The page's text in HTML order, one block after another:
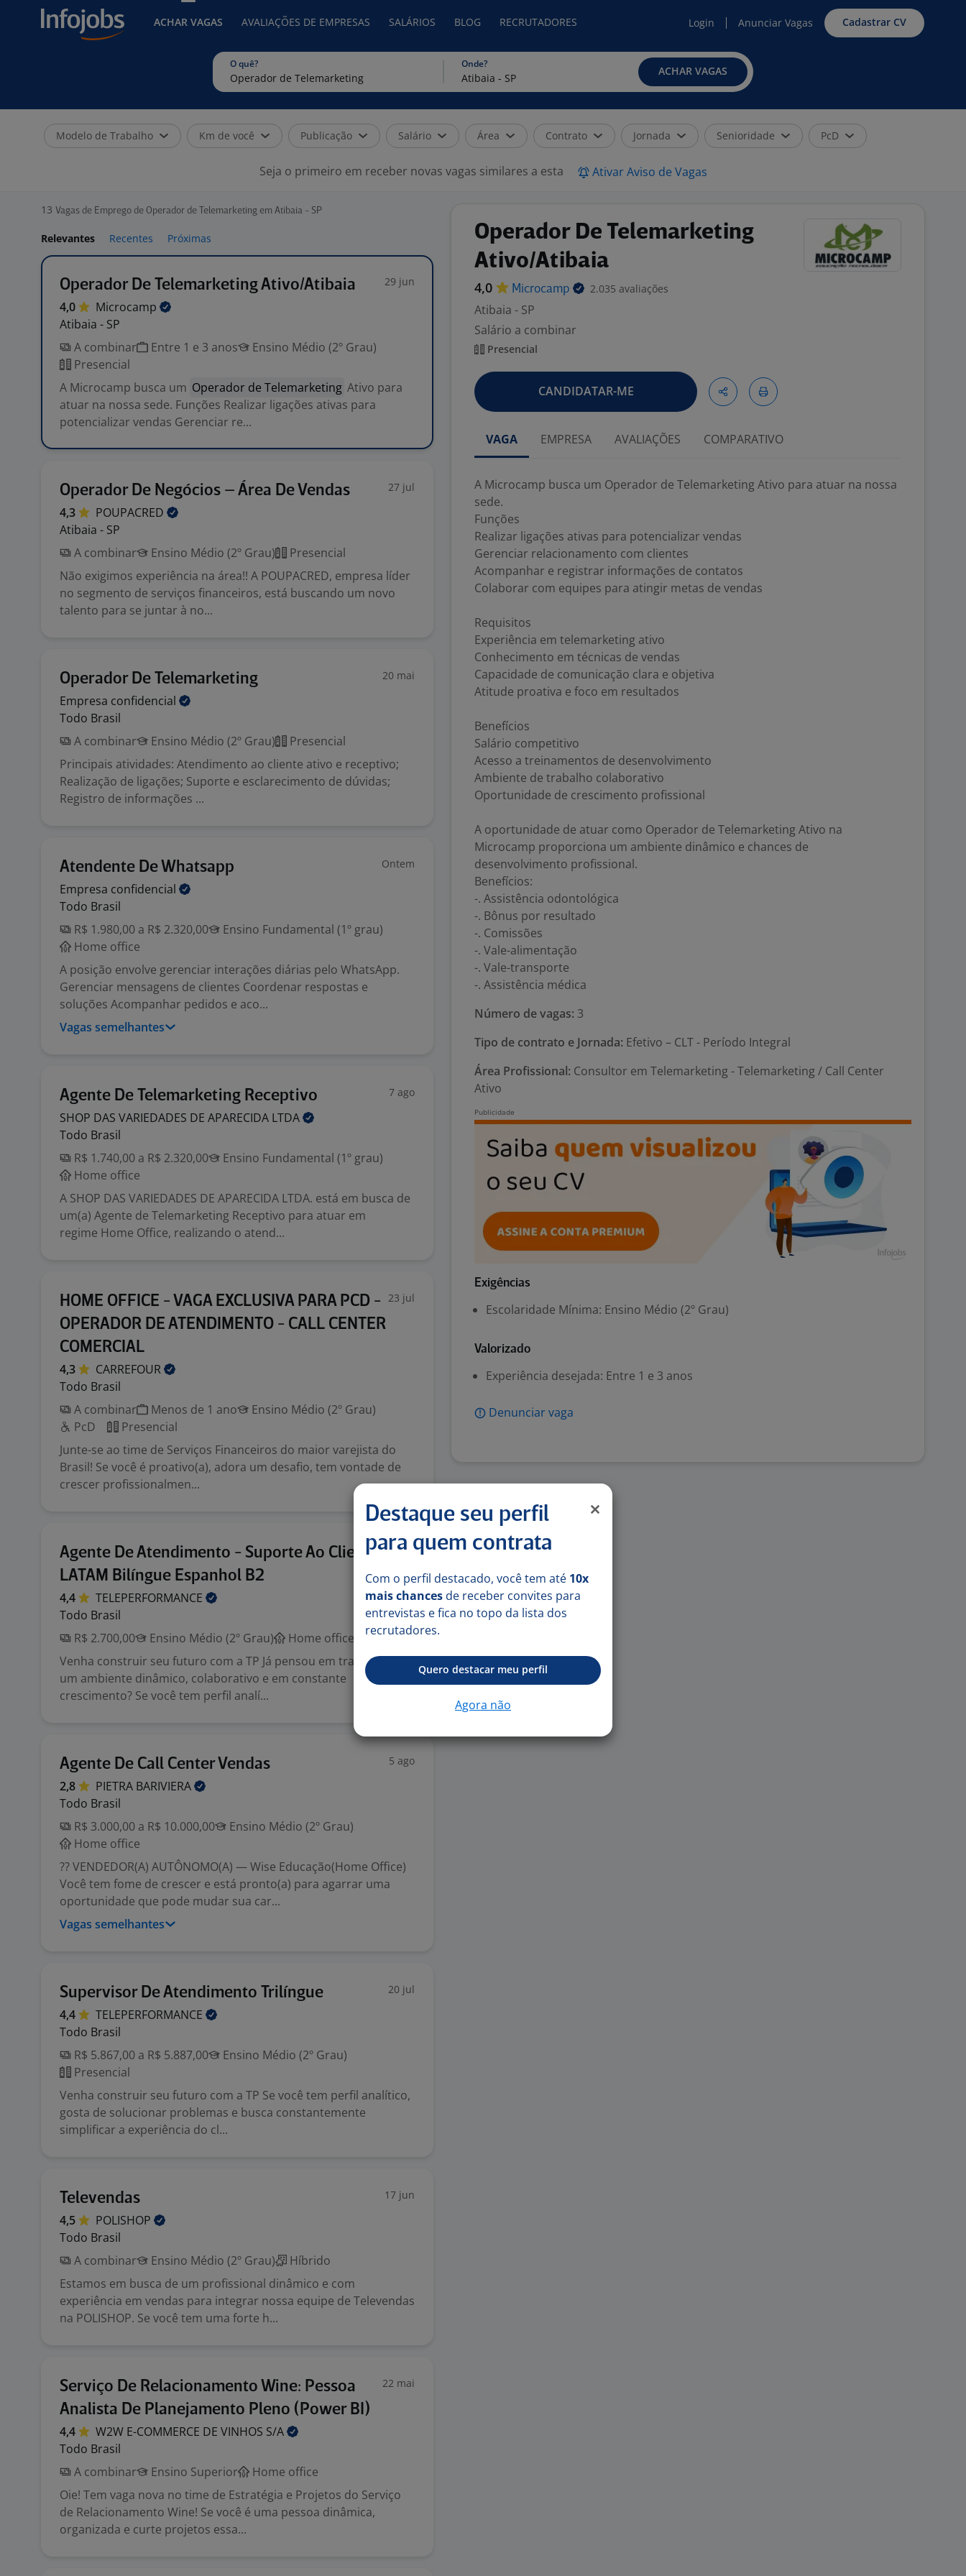
ACHAR VAGAS AVALIAÇÕES DE EMPRESAS SALÁRIOS BLOG RECRUTADORES Login Anunciar Vagas Cadastrar CV
O quê? Onde?
ACHAR VAGAS
Modelo de Trabalho Km de você Publicação Salário Área Contrato Jornada Senioridade PcD
Seja o primeiro em receber novas vagas similares a esta Ativar Aviso de Vagas
13 Vagas de Emprego de Operador de Telemarketing em Atibaia - SP
Relevantes Recentes Próximas
Operador De Telemarketing Ativo/Atibaia 29 jun
4,0
Microcamp
Atibaia - SP
A combinar
Entre 1 e 3 anos
Ensino Médio (2º Grau)
Presencial
A Microcamp busca um Operador de Telemarketing Ativo para
atuar na nossa sede. Funções Realizar ligações ativas para
potencializar vendas Gerenciar re...
Operador De Negócios – Área De Vendas 27 jul
4,3
POUPACRED
Atibaia - SP
A combinar
Ensino Médio (2º Grau)
Presencial
Não exigimos experiência na área!! A POUPACRED, empresa líder
no segmento de serviços financeiros, está buscando um novo
talento para se juntar à no...
Operador De Telemarketing 20 mai
Empresa confidencial
Todo Brasil
A combinar
Ensino Médio (2º Grau)
Presencial
Principais atividades: Atendimento ao cliente ativo e receptivo;
Realização de ligações; Suporte e esclarecimento de dúvidas;
Registro de informações ...
Atendente De Whatsapp Ontem
Empresa confidencial
Todo Brasil
R$ 1.980,00 a R$ 2.320,00
Ensino Fundamental (1º grau)
Home office
A posição envolve gerenciar interações diárias pelo WhatsApp.
Gerenciar mensagens de clientes Coordenar respostas e
soluções Acompanhar pedidos e aco...
Vagas semelhantes
Agente De Telemarketing Receptivo 7 ago
SHOP DAS VARIEDADES DE APARECIDA LTDA
Todo Brasil
R$ 1.740,00 a R$ 2.320,00
Ensino Fundamental (1º grau)
Home office
A SHOP DAS VARIEDADES DE APARECIDA LTDA. está em busca de
um(a) Agente de Telemarketing Receptivo para atuar em
regime Home Office, realizando o atend...
HOME OFFICE - VAGA EXCLUSIVA PARA PCD -
OPERADOR DE ATENDIMENTO - CALL CENTER
COMERCIAL
23 jul
4,3
CARREFOUR
Todo Brasil
A combinar
Menos de 1 ano
Ensino Médio (2º Grau)
PcD
Presencial
Junte-se ao time de Serviços Financeiros do maior varejista do
Brasil! Se você é proativo(a), adora um desafio, tem vontade de
crescer profissionalmen...
Agente De Atendimento - Suporte Ao Cliente
LATAM Bilíngue Espanhol B2
21 jul
4,4
TELEPERFORMANCE
Todo Brasil
R$ 2.700,00
Ensino Médio (2º Grau)
Home office
Venha construir seu futuro com a TP Já pensou em trabalhar em
um ambiente dinâmico, colaborativo e em constante
crescimento? Se você tem perfil analí...
Agente De Call Center Vendas 5 ago
2,8 PIETRA BARIVIERA
Todo Brasil
R$ 3.000,00 a R$ 10.000,00
Ensino Médio (2º Grau)
Home office
?? VENDEDOR(A) AUTÔNOMO(A) — Wise Educação(Home Office)
Você tem fome de crescer e está pronto(a) para agarrar uma
oportunidade que pode mudar sua car...
Vagas semelhantes
Supervisor De Atendimento Trilíngue 20 jul
4,4
TELEPERFORMANCE
Todo Brasil
R$ 5.867,00 a R$ 5.887,00
Ensino Médio (2º Grau)
Presencial
Venha construir seu futuro com a TP Se você tem perfil analítico,
gosta de solucionar problemas e busca constantemente
simplificar a experiência do cl...
Televendas 17 jun
4,5
POLISHOP
Todo Brasil
A combinar
Ensino Médio (2º Grau)
Híbrido
Estamos em busca de um profissional dinâmico e com
experiência em vendas para integrar nossa equipe de Televendas
na POLISHOP. Se você tem uma forte h...
Serviço De Relacionamento Wine: Pessoa
Analista De Planejamento Pleno (Power BI)
22 mai
4,4 W2W E-COMMERCE DE VINHOS S/A
Todo Brasil
A combinar
Ensino Superior
Home office
Oie! Tem vaga nova no time de Estratégia e Projetos do Serviço
de Relacionamento Wine! Se você é uma pessoa dinâmica,
organizada e curte projetos essa...
Operador De Telemarketing
Ativo/Atibaia
4,0 Microcamp 2.035 avaliações
Atibaia - SP
Salário a combinar
Presencial
CANDIDATAR-ME
VAGA EMPRESA AVALIAÇÕES COMPARATIVO
A Microcamp busca um Operador de Telemarketing Ativo para atuar na nossa
sede.
Funções
Realizar ligações ativas para potencializar vendas
Gerenciar relacionamento com clientes
Acompanhar e registrar informações de contatos
Colaborar com equipes para atingir metas de vendas
Requisitos
Experiência em telemarketing ativo
Conhecimento em técnicas de vendas
Capacidade de comunicação clara e objetiva
Atitude proativa e foco em resultados
Benefícios
Salário competitivo
Acesso a treinamentos de desenvolvimento
Ambiente de trabalho colaborativo
Oportunidade de crescimento profissional
A oportunidade de atuar como Operador de Telemarketing Ativo na
Microcamp proporciona um ambiente dinâmico e chances de
desenvolvimento profissional.
Benefícios:
-. Assistência odontológica
-. Bônus por resultado
-. Comissões
-. Vale-alimentação
-. Vale-transporte
-. Assistência médica
Número de vagas: 3
Tipo de contrato e Jornada: Efetivo – CLT - Período Integral
Área Profissional: Consultor em Telemarketing - Telemarketing / Call Center
Ativo
Exigências
Escolaridade Mínima: Ensino Médio (2º Grau)
Valorizado
Experiência desejada: Entre 1 e 3 anos
Denunciar vaga
Destaque seu perfil
para quem contrata
Com o perfil destacado, você tem até 10x
mais chances de receber convites para
entrevistas e fica no topo da lista dos
recrutadores.
Quero destacar meu perfil
Agora não